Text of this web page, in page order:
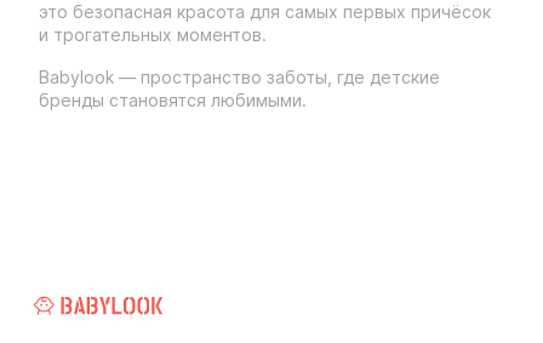
это безопасная красота для самых первых причёсок
и трогательных моментов.
Babylook — пространство заботы, где детские
бренды становятся любимыми.